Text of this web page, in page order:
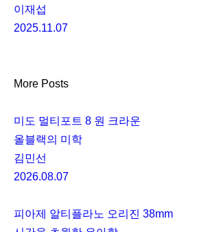
이재섭
2025.11.07
More Posts
미도 멀티포트 8 원 크라운
올블랙의 미학
김민선
2026.08.07
피아제 알티플라노 오리진 38mm